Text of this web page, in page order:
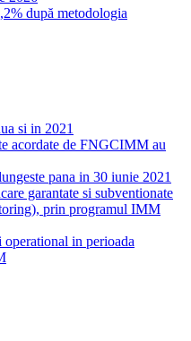
după metodologia
si in 2021
acordate de FNGCIMM au
pana in 30 iunie 2021
garantate si subventionate
prin programul IMM
in perioada